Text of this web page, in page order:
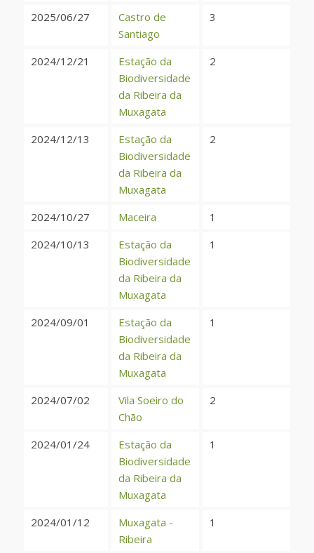
2025/06/27
Castro de
Santiago
3
2024/12/21
Estação da
Biodiversidade
da Ribeira da
Muxagata
2
2024/12/13
Estação da
Biodiversidade
da Ribeira da
Muxagata
2
2024/10/27 Maceira
1
2024/10/13
Estação da
Biodiversidade
da Ribeira da
Muxagata
1
2024/09/01
Estação da
Biodiversidade
da Ribeira da
Muxagata
1
2024/07/02
Vila Soeiro do
Chão
2
2024/01/24
Estação da
Biodiversidade
da Ribeira da
Muxagata
1
2024/01/12
Muxagata -
Ribeira
1